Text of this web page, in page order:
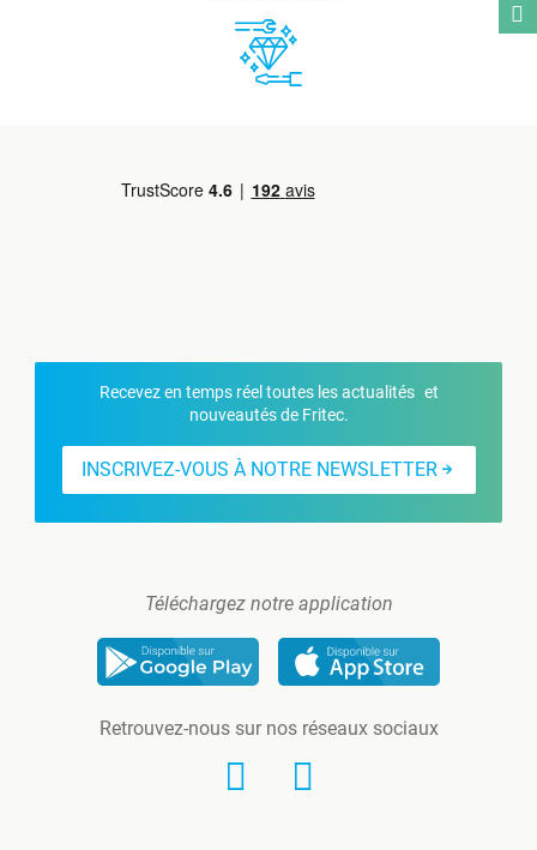
Recevez en temps réel toutes les actualités et
nouveautés de Fritec.
INSCRIVEZ-VOUS À NOTRE NEWSLETTER
Téléchargez notre application
Retrouvez-nous sur nos réseaux sociaux